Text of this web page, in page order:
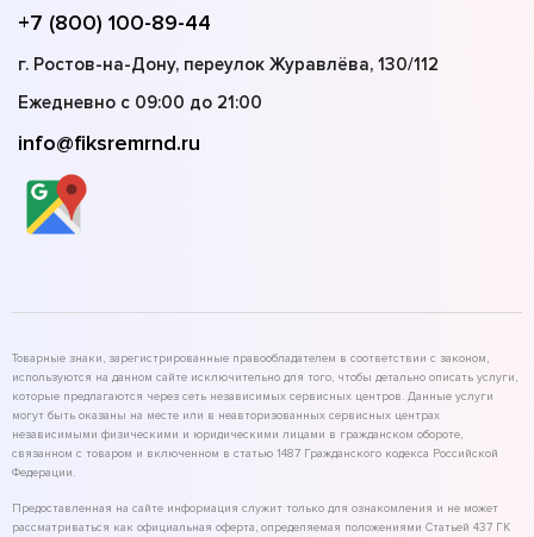
+7 (800) 100-89-44
г. Ростов-на-Дону, переулок Журавлёва, 130/112
Ежедневно с 09:00 до 21:00
info@fiksremrnd.ru
Товарные знаки, зарегистрированные правообладателем в соответствии с законом,
используются на данном сайте исключительно для того, чтобы детально описать услуги,
которые предлагаются через сеть независимых сервисных центров. Данные услуги
могут быть оказаны на месте или в неавторизованных сервисных центрах
независимыми физическими и юридическими лицами в гражданском обороте,
связанном с товаром и включенном в статью 1487 Гражданского кодекса Российской
Федерации.
Предоставленная на сайте информация служит только для ознакомления и не может
рассматриваться как официальная оферта, определяемая положениями Статьей 437 ГК